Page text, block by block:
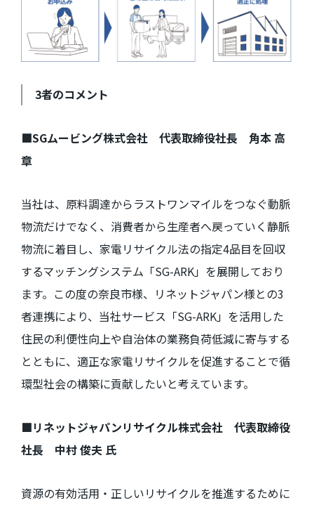
3者のコメント
■SGムービング株式会社 代表取締役社長 角本 高
章
当社は、原料調達からラストワンマイルをつなぐ動脈
物流だけでなく、消費者から生産者へ戻っていく静脈
物流に着目し、家電リサイクル法の指定4品目を回収
するマッチングシステム「SG-ARK」を展開しており
ます。この度の奈良市様、リネットジャパン様との3
者連携により、当社サービス「SG-ARK」を活用した
住民の利便性向上や自治体の業務負荷低減に寄与する
とともに、適正な家電リサイクルを促進することで循
環型社会の構築に貢献したいと考えています。
■リネットジャパンリサイクル株式会社 代表取締役
社長 中村 俊夫 氏
資源の有効活用・正しいリサイクルを推進するために